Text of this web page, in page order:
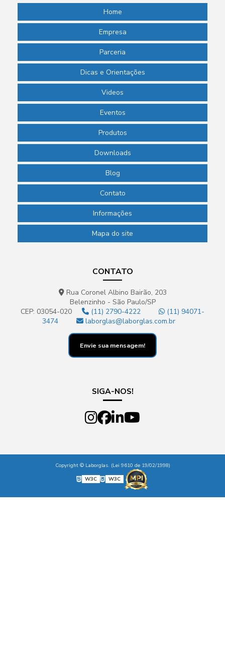
Home
Empresa
Parceria
Dicas e Orientações
Videos
Eventos
Produtos
Downloads
Blog
Contato
Informações
Mapa do site
CONTATO
Rua Coronel Albino Bairão, 203
Belenzinho - São Paulo/SP
CEP: 03054-020
(11) 2790-4222
(11) 94071-
3474
laborglas@laborglas.com.br
Envie sua mensagem!
SIGA-NOS!
Copyright © Laborglas. (Lei 9610 de 19/02/1998)
W3C
W3C